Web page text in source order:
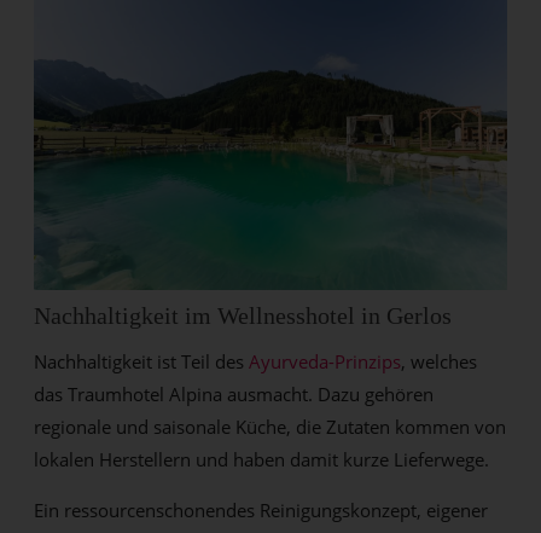
Nachhaltigkeit im Wellnesshotel in Gerlos
Nachhaltigkeit ist Teil des Ayurveda-Prinzips, welches
das Traumhotel Alpina ausmacht. Dazu gehören
regionale und saisonale Küche, die Zutaten kommen von
lokalen Herstellern und haben damit kurze Lieferwege.
Ein ressourcenschonendes Reinigungskonzept, eigener